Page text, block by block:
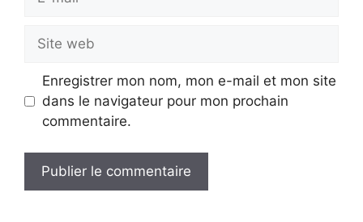
Site
web
Enregistrer mon nom, mon e-mail et mon site
dans le navigateur pour mon prochain
commentaire.